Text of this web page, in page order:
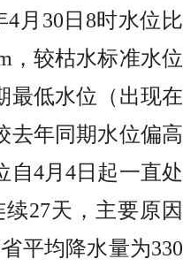
月30日8时水位比
，较枯水标准水位
最低水位（出现在
去年同期水位偏高
自4月4日起一直处
27天，主要原因
平均降水量为330